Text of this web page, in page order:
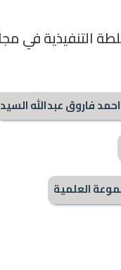
التنفيذية في
احمد فاروق عبدالله السيد
العلمية